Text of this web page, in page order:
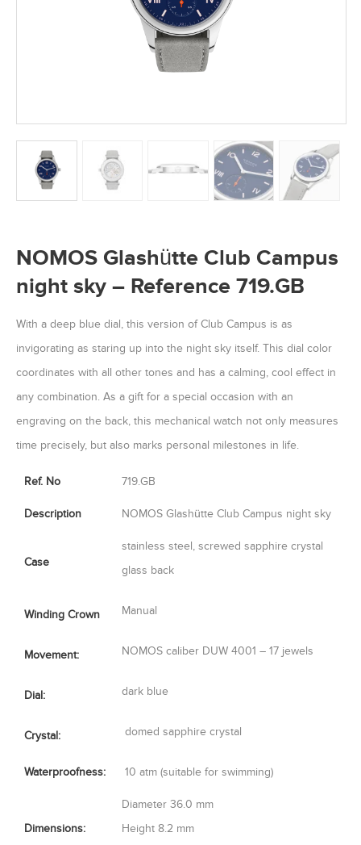
NOMOS Glashütte Club Campus
night sky – Reference 719.GB
With a deep blue dial, this version of Club Campus is as
invigorating as staring up into the night sky itself. This dial color
coordinates with all other tones and has a calming, cool effect in
any combination. As a gift for a special occasion with an
engraving on the back, this mechanical watch not only measures
time precisely, but also marks personal milestones in life.
Ref. No 719.GB
Description NOMOS Glashütte Club Campus night sky
Case
stainless steel, screwed sapphire crystal
glass back
Winding Crown Manual
Movement: NOMOS caliber DUW 4001 – 17 jewels
Dial: dark blue
Crystal: domed sapphire crystal
Waterproofness: 10 atm (suitable for swimming)
Dimensions:
Diameter 36.0 mm
Height 8.2 mm